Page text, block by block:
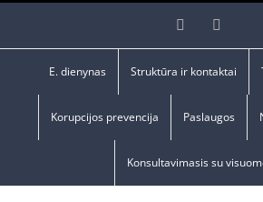
Facebook
E. dienynas Struktūra ir kontaktai
Korupcijos prevencija Paslaugos
Konsultavimasis su